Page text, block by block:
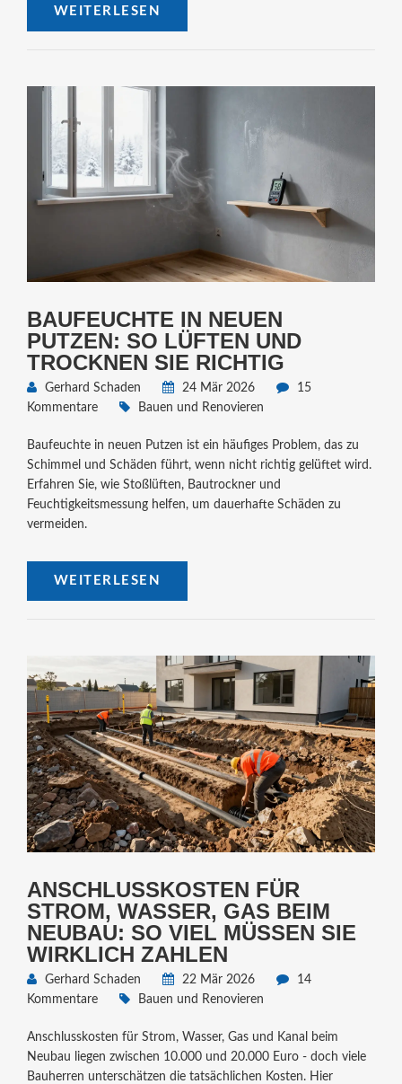
WEITERLESEN
BAUFEUCHTE IN NEUEN
PUTZEN: SO LÜFTEN UND
TROCKNEN SIE RICHTIG
Gerhard Schaden 24 Mär 2026
15
Kommentare
Bauen und Renovieren
Baufeuchte in neuen Putzen ist ein häufiges Problem, das zu
Schimmel und Schäden führt, wenn nicht richtig gelüftet wird.
Erfahren Sie, wie Stoßlüften, Bautrockner und
Feuchtigkeitsmessung helfen, um dauerhafte Schäden zu
vermeiden.
WEITERLESEN
ANSCHLUSSKOSTEN FÜR
STROM, WASSER, GAS BEIM
NEUBAU: SO VIEL MÜSSEN SIE
WIRKLICH ZAHLEN
Gerhard Schaden 22 Mär 2026
14
Kommentare
Bauen und Renovieren
Anschlusskosten für Strom, Wasser, Gas und Kanal beim
Neubau liegen zwischen 10.000 und 20.000 Euro - doch viele
Bauherren unterschätzen die tatsächlichen Kosten. Hier